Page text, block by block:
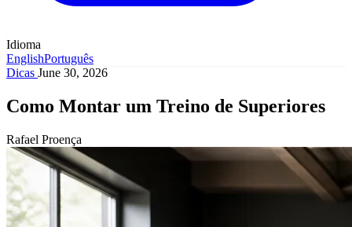
Idioma
EnglishPortuguês
Dicas June 30, 2026
Como Montar um Treino de Superiores
Rafael Proença